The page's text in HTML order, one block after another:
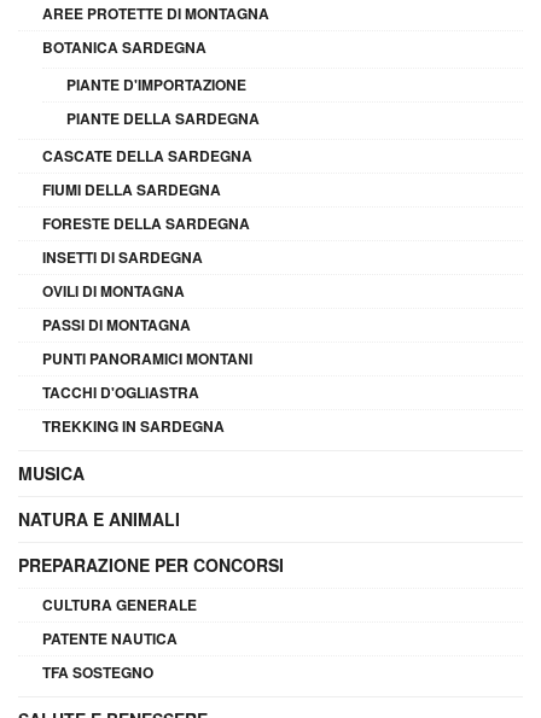
AREE PROTETTE DI MONTAGNA
BOTANICA SARDEGNA
PIANTE D'IMPORTAZIONE
PIANTE DELLA SARDEGNA
CASCATE DELLA SARDEGNA
FIUMI DELLA SARDEGNA
FORESTE DELLA SARDEGNA
INSETTI DI SARDEGNA
OVILI DI MONTAGNA
PASSI DI MONTAGNA
PUNTI PANORAMICI MONTANI
TACCHI D'OGLIASTRA
TREKKING IN SARDEGNA
MUSICA
NATURA E ANIMALI
PREPARAZIONE PER CONCORSI
CULTURA GENERALE
PATENTE NAUTICA
TFA SOSTEGNO